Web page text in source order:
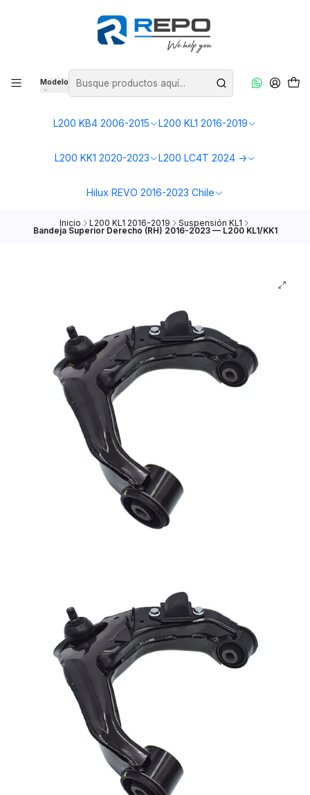
Modelo
L200 KB4 2006-2015 L200 KL1 2016-2019
L200 KK1 2020-2023 L200 LC4T 2024 ->
Hilux REVO 2016-2023 Chile
Inicio L200 KL1 2016-2019 Suspensión KL1
Bandeja Superior Derecho (RH) 2016-2023 — L200 KL1/KK1